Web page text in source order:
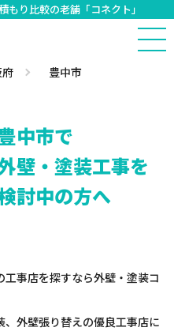
り比較の老舗「コネクト」
豊中市
中市で
壁・塗装工事を
討中の方へ
事店を探すなら外壁・塗装コ
外壁張り替えの優良工事店に